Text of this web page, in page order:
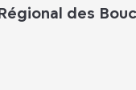
des